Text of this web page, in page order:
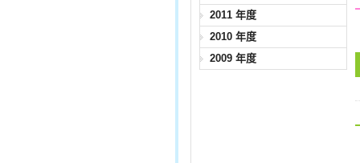
2011 年度
2010 年度
2009 年度